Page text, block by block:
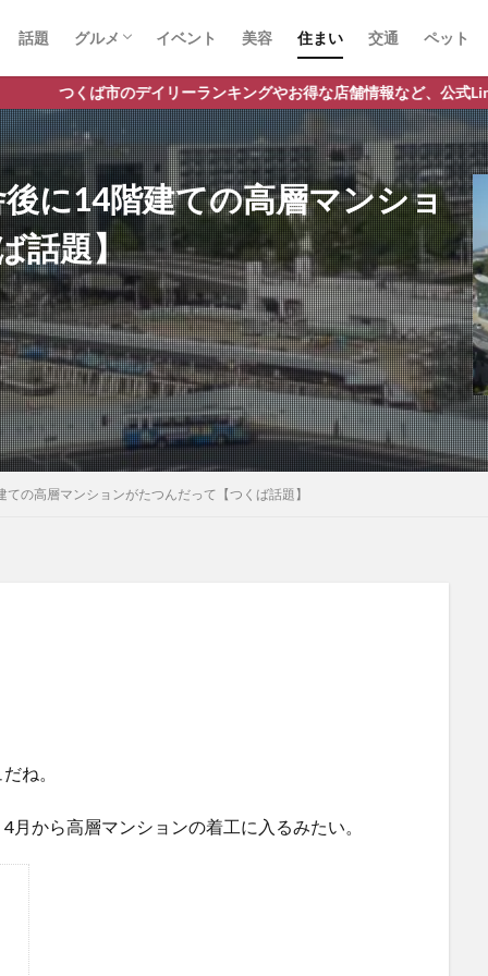
話題 グルメ
ラーメン
ランチ
カフェ
パスタ
イベント 美容 住まい 交通 ペット
ンキングやお得な店舗情報など、公式Lineだけの限定情報を配信中
に14階建ての高層マンショ
話題】
の高層マンションがたつんだって【つくば話題】
ね。
から高層マンションの着工に入るみたい。